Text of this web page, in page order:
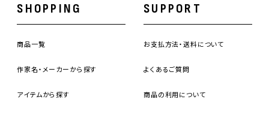
SHOPPING
商品一覧
作家名・メーカーから探す
アイテムから探す
SUPPORT
お支払方法・送料について
よくあるご質問
商品の利用について